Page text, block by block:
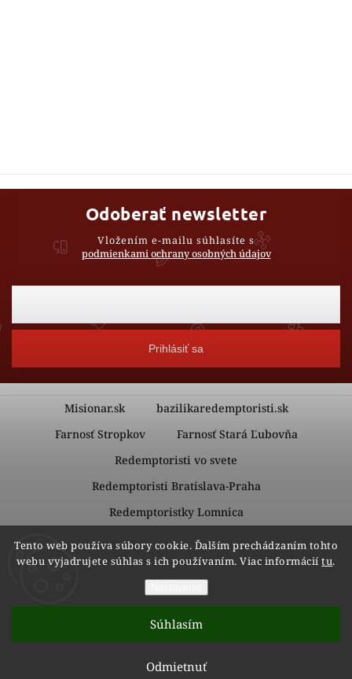
Tento web používa súbory cookie. Ďalším prechádzaním tohto
webu vyjadrujete súhlas s ich používaním. Viac informáciítu.
Odmietnuť
Súhlasím
Odoberať newsletter
Vložením e-mailu súhlasíte s
podmienkami ochrany osobných údajov
Prihlásiť sa
Misionar.sk
bazilikaredemptoristi.sk
Farnosť Stropkov
Farnosť Stará Ľubovňa
Redemptoristi vo svete
Redemptoristi Bratislava-Praha
Redemptoristky Lomnica
Redemptoristky Kežmarok
Vytvoril Shoptet
Redemptoristi – Vydavateľstvo Misionár
Všetky práva vyhradené.
Grafický návrh vytvořil a nakódoval